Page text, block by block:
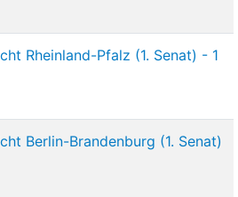
Rheinland-Pfalz (1. Senat) - 1
Berlin-Brandenburg (1. Senat)